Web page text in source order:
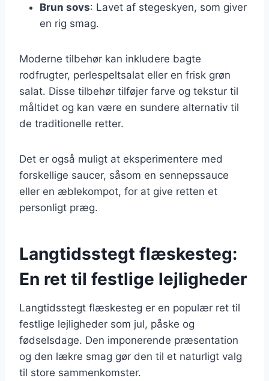
Brun sovs: Lavet af stegeskyen, som giver
en rig smag.
Moderne tilbehør kan inkludere bagte
rodfrugter, perlespeltsalat eller en frisk grøn
salat. Disse tilbehør tilføjer farve og tekstur til
måltidet og kan være en sundere alternativ til
de traditionelle retter.
Det er også muligt at eksperimentere med
forskellige saucer, såsom en sennepssauce
eller en æblekompot, for at give retten et
personligt præg.
Langtidsstegt flæskesteg:
En ret til festlige lejligheder
Langtidsstegt flæskesteg er en populær ret til
festlige lejligheder som jul, påske og
fødselsdage. Den imponerende præsentation
og den lækre smag gør den til et naturligt valg
til store sammenkomster.